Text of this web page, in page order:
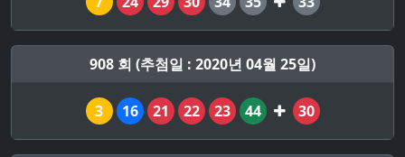
908 회 (추첨일 : 2020년 04월 25일)
3 16 21 22 23 44 30